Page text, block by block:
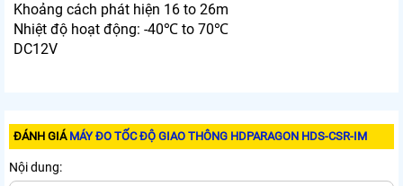
Khoảng cách phát hiện 16 to 26m
Nhiệt độ hoạt động: -40℃ to 70℃
DC12V
ĐÁNH GIÁ MÁY ĐO TỐC ĐỘ GIAO THÔNG HDPARAGON HDS-CSR-IM
Nội dung: